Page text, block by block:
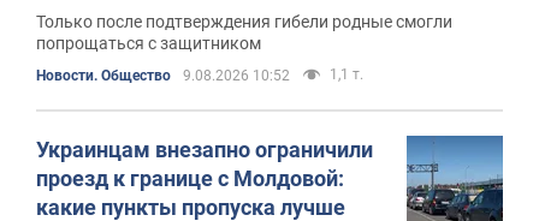
Только после подтверждения гибели родные смогли
попрощаться с защитником
Новости. Общество 9.08.2026 10:52 1,1 т.
Украинцам внезапно ограничили
проезд к границе с Молдовой:
какие пункты пропуска лучше